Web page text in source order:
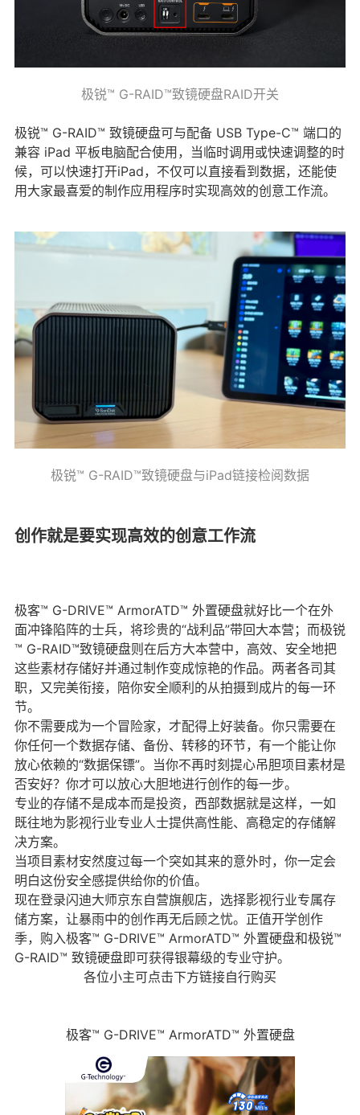
极锐™ G-RAID™致镜硬盘RAID开关
极锐™ G-RAID™ 致镜硬盘可与配备 USB Type-C™ 端口的
兼容 iPad 平板电脑配合使用，当临时调用或快速调整的时
候，可以快速打开iPad，不仅可以直接看到数据，还能使
用大家最喜爱的制作应用程序时实现高效的创意工作流。
极锐™ G-RAID™致镜硬盘与iPad链接检阅数据
创作就是要实现高效的创意工作流
极客™ G-DRIVE™ ArmorATD™ 外置硬盘就好比一个在外
面冲锋陷阵的士兵，将珍贵的“战利品”带回大本营；而极锐
™ G-RAID™致镜硬盘则在后方大本营中，高效、安全地把
这些素材存储好并通过制作变成惊艳的作品。两者各司其
职，又完美衔接，陪你安全顺利的从拍摄到成片的每一环
节。
你不需要成为一个冒险家，才配得上好装备。你只需要在
你任何一个数据存储、备份、转移的环节，有一个能让你
放心依赖的“数据保镖”。当你不再时刻提心吊胆项目素材是
否安好？你才可以放心大胆地进行创作的每一步。
专业的存储不是成本而是投资，西部数据就是这样，一如
既往地为影视行业专业人士提供高性能、高稳定的存储解
决方案。
当项目素材安然度过每一个突如其来的意外时，你一定会
明白这份安全感提供给你的价值。
现在登录闪迪大师京东自营旗舰店，选择影视行业专属存
储方案，让暴雨中的创作再无后顾之忧。正值开学创作
季，购入极客™ G-DRIVE™ ArmorATD™ 外置硬盘和极锐™
G-RAID™ 致镜硬盘即可获得银幕级的专业守护。
各位小主可点击下方链接自行购买
极客™ G-DRIVE™ ArmorATD™ 外置硬盘